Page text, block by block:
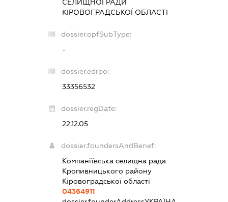
СЕЛИЩНОЇ РАДИ
КІРОВОГРАДСЬКОЇ ОБЛАСТІ
dossier.opfSubType:
-
dossier.edrpo:
33356532
dossier.regDate:
22.12.05
dossier.foundersAndBenef:
Компаніївська селищна рада
Кропивницького району
Кіровоградської області
04364911